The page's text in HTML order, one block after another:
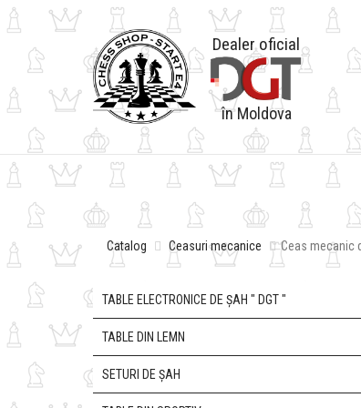
Dealer oficial
în Moldova
Catalog Ceasuri mecanice Ceas mecanic
TABLE ELECTRONICE DE ȘAH " DGT "
TABLE DIN LEMN
SETURI DE ȘAH